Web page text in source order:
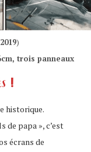
)
trois panneaux
!
historique.
de papa », c’est
écrans de